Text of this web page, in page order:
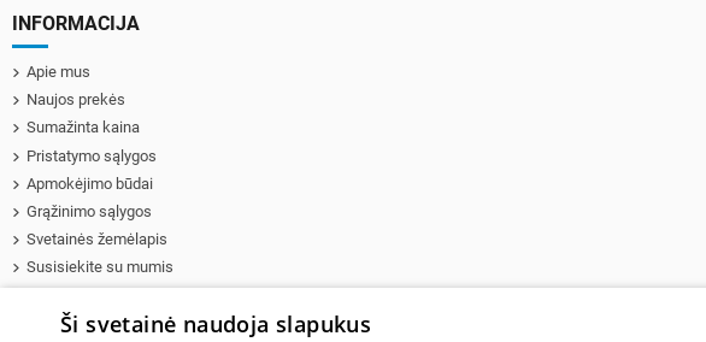
INFORMACIJA
Apie mus
Naujos prekės
Sumažinta kaina
Pristatymo sąlygos
Apmokėjimo būdai
Grąžinimo sąlygos
Svetainės žemėlapis
Susisiekite su mumis
Ši svetainė naudoja slapukus